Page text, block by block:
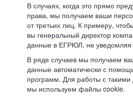
В случаях, когда это прямо
права, мы получаем ваши
от третьих лиц. К примеру,
вы генеральный директор
данные в ЕГРЮЛ, не уведомляя
В ряде случаев мы получаем
данные автоматически с
программ. Для работы с
мы используем файлы cookie.